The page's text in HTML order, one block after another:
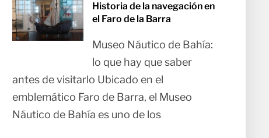
Historia de la navegación en
el Faro de la Barra
Museo Náutico de Bahía:
lo que hay que saber
antes de visitarlo Ubicado en el
emblemático Faro de Barra, el Museo
Náutico de Bahía es uno de los